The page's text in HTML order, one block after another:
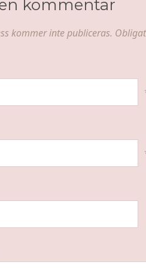
kommentar
kommer inte publiceras.